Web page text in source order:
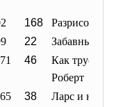
168
22
Забавные
46
Как
Роберт
38
Ларс и